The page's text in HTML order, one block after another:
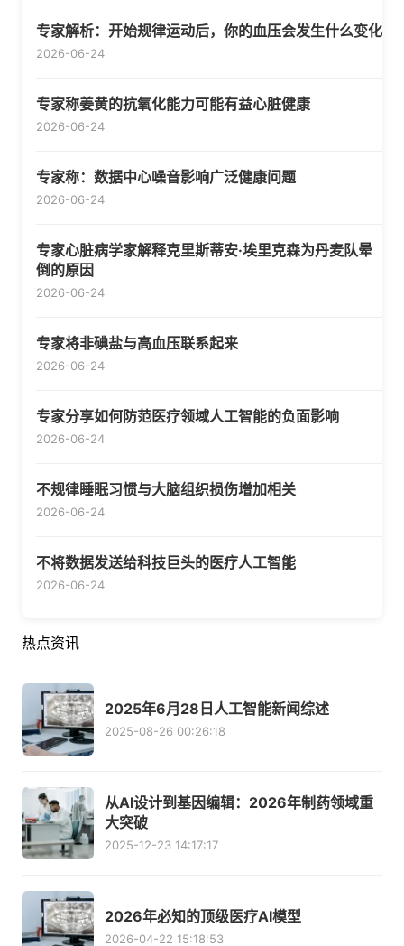
专家解析：开始规律运动后，你的血压会发生什么变化
2026-06-24
专家称姜黄的抗氧化能力可能有益心脏健康
2026-06-24
专家称：数据中心噪音影响广泛健康问题
2026-06-24
专家心脏病学家解释克里斯蒂安·埃里克森为丹麦队晕
倒的原因
2026-06-24
专家将非碘盐与高血压联系起来
2026-06-24
专家分享如何防范医疗领域人工智能的负面影响
2026-06-24
不规律睡眠习惯与大脑组织损伤增加相关
2026-06-24
不将数据发送给科技巨头的医疗人工智能
2026-06-24
热点资讯
2025年6月28日人工智能新闻综述
2025-08-26 00:26:18
从AI设计到基因编辑：2026年制药领域重
大突破
2025-12-23 14:17:17
2026年必知的顶级医疗AI模型
2026-04-22 15:18:53